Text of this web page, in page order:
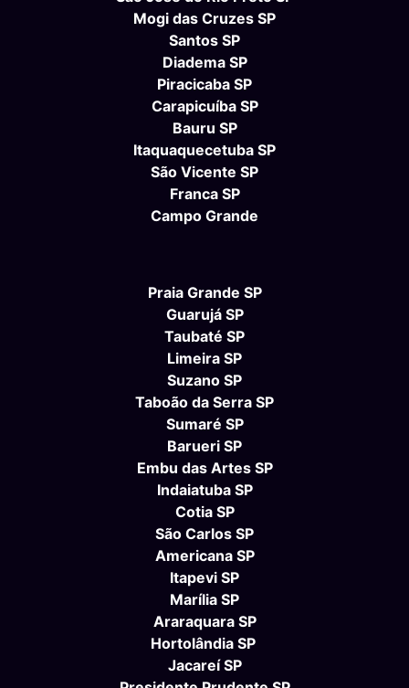
Mogi das Cruzes SP
Santos SP
Diadema SP
Piracicaba SP
Carapicuíba SP
Bauru SP
Itaquaquecetuba SP
São Vicente SP
Franca SP
Campo Grande
Praia Grande SP
Guarujá SP
Taubaté SP
Limeira SP
Suzano SP
Taboão da Serra SP
Sumaré SP
Barueri SP
Embu das Artes SP
Indaiatuba SP
Cotia SP
São Carlos SP
Americana SP
Itapevi SP
Marília SP
Araraquara SP
Hortolândia SP
Jacareí SP